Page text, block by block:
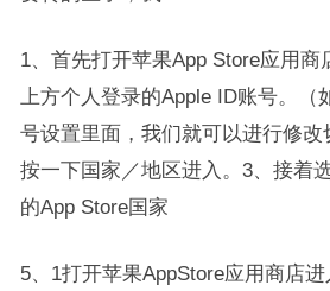
1、首先打开苹果App Store应用商
上方个人登录的Apple ID账号。（
号设置里面，我们就可以进行修改
按一下国家／地区进入。3、接着
的App Store国家
5、1打开苹果AppStore应用商店